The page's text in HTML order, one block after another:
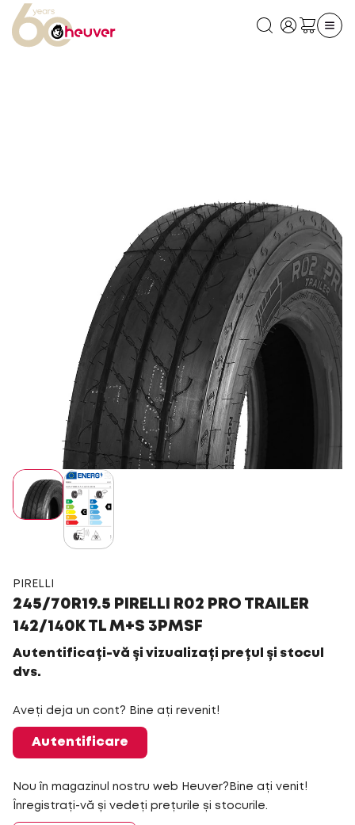
PIRELLI
245/70R19.5 PIRELLI R02 PRO TRAILER
142/140K TL M+S 3PMSF
Autentificați-vă și vizualizați prețul și stocul
dvs.
Aveți deja un cont? Bine ați revenit!
Autentificare
Nou în magazinul nostru web Heuver?Bine ați venit!
Înregistrați-vă și vedeți prețurile și stocurile.